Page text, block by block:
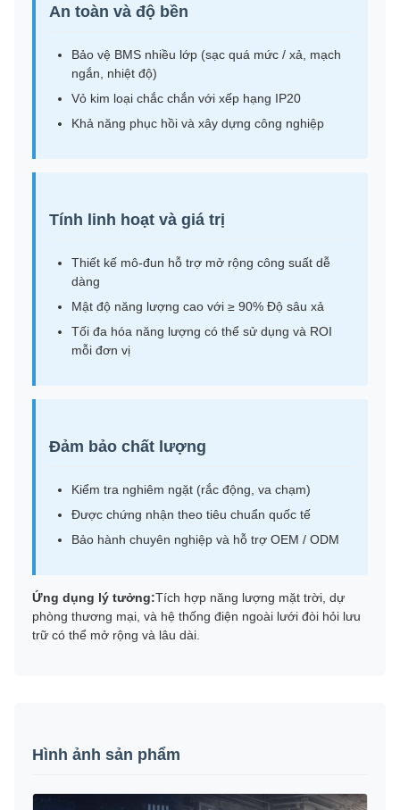
An toàn và độ bền
Bảo vệ BMS nhiều lớp (sạc quá mức / xả, mạch
ngắn, nhiệt độ)
Vỏ kim loại chắc chắn với xếp hạng IP20
Khả năng phục hồi và xây dựng công nghiệp
Tính linh hoạt và giá trị
Thiết kế mô-đun hỗ trợ mở rộng công suất dễ
dàng
Mật độ năng lượng cao với ≥ 90% Độ sâu xả
Tối đa hóa năng lượng có thể sử dụng và ROI
mỗi đơn vị
Đảm bảo chất lượng
Kiểm tra nghiêm ngặt (rắc động, va chạm)
Được chứng nhận theo tiêu chuẩn quốc tế
Bảo hành chuyên nghiệp và hỗ trợ OEM / ODM
Ứng dụng lý tưởng:Tích hợp năng lượng mặt trời, dự
phòng thương mại, và hệ thống điện ngoài lưới đòi hỏi lưu
trữ có thể mở rộng và lâu dài.
Hình ảnh sản phẩm